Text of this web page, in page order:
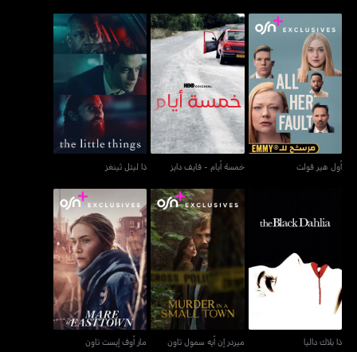
أول هير فولت
أول هير فولت
خمسة أيام - فايف دايز
خمسة أيام - فايف دايز
ذا ليتل ثينغز
ذا ليتل ثينغز
ذا بلاك داليا
ذا بلاك داليا
ميردر إن أيه سمول تاون
ميردر إن أيه سمول تاون
مار أوف إيست تاون
مار أوف إيست تاون